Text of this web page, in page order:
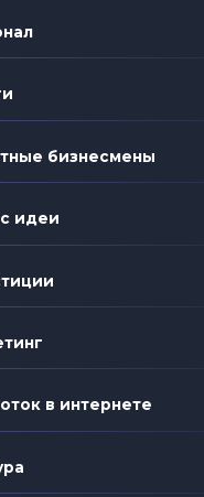
бизнесмены
идеи
в интернете